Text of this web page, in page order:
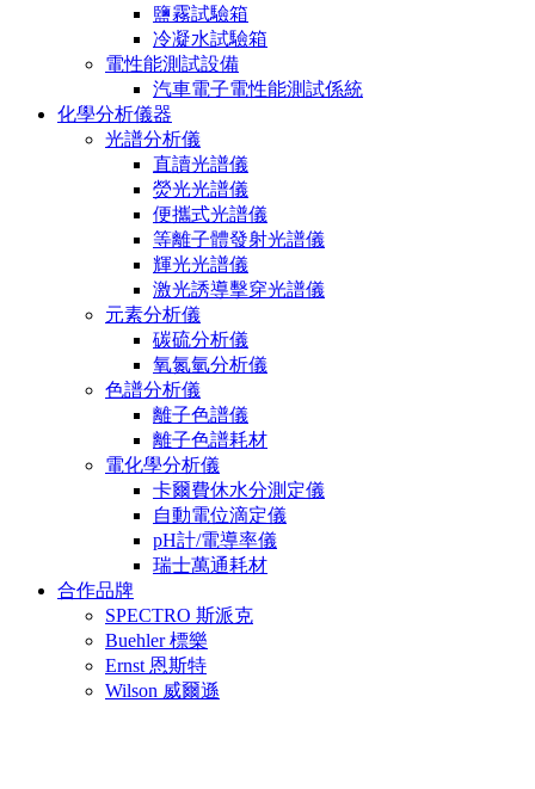
鹽霧試驗箱
冷凝水試驗箱
電性能測試設備
汽車電子電性能測試係統
化學分析儀器
光譜分析儀
直讀光譜儀
熒光光譜儀
便攜式光譜儀
等離子體發射光譜儀
輝光光譜儀
激光誘導擊穿光譜儀
元素分析儀
碳硫分析儀
氧氮氫分析儀
色譜分析儀
離子色譜儀
離子色譜耗材
電化學分析儀
卡爾費休水分測定儀
自動電位滴定儀
pH計/電導率儀
瑞士萬通耗材
合作品牌
SPECTRO 斯派克
Buehler 標樂
Ernst 恩斯特
Wilson 威爾遜